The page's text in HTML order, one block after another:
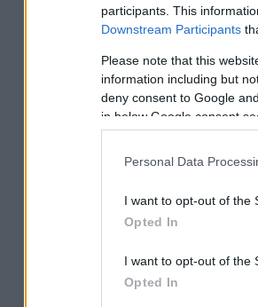
participants. This
Downstream Participants
Please note that this
information including but
deny consent to Google
in below Google consent
Personal Data
I want to opt-out of the
Opted In
I want to opt-out of the
Opted In